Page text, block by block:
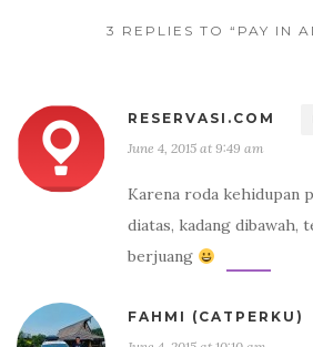
3 REPLIES TO “PAY IN
RESERVASI.COM
June 4, 2015 at 9:49 am
Karena roda kehidupan
diatas, kadang dibawah,
berjuang
FAHMI (CATPERKU)